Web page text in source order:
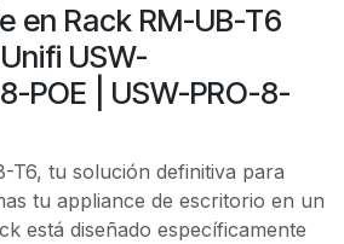
en Rack RM-UB-T6
USW-
POE | USW-PRO-8-
T6, tu solución definitiva para
tu appliance de escritorio en un
está diseñado específicamente